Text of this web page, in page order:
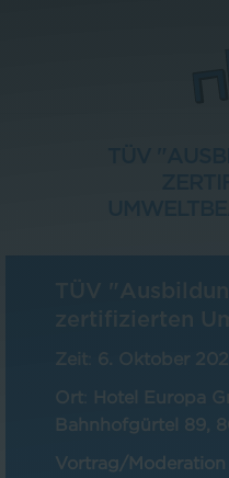
Pressebereich
Kontakt
zertifizierten
Zeit 6. Oktober
Ort
Hotel Europa
Bahnhofgürtel 89,
Vortrag/Moderation